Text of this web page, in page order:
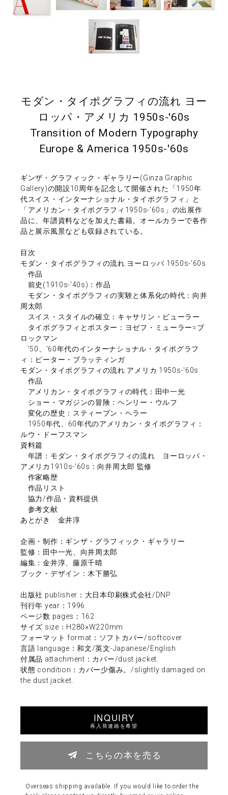
モダン・タイポグラフィの流れ ヨー
ロッパ・アメリカ 1950s-'60s
Transition of Modern Typography
Europe & America 1950s-'60s
ギンザ・グラフィック・ギャラリー(Ginza Graphic
Gallery)の開設10周年を記念して開催された「1950年
代スイス・インターナショナル・タイポグラフィ」と
「アメリカン・タイポグラフィ1950s-'60s」の出展作
品に、年譜資料などを加えた書籍。オールカラーで各作
品と展示風景なども収録されている。
目次
モダン・タイポグラフィの流れ ヨーロッパ 1950s-'60s
作品
前史(1910s-'40s)：作品
モダン・タイポグラフィの実験と体系化の時代：向井
周太郎
スイス・スタイルの確立：キャサリン・ビューラー
タイポグラフィとポスター：ヨゼフ・ミューラー=ブ
ロックマン
'50、'60年代のインターナショナル・タイポグラフ
ィ：ピーター・ブラッティンガ
モダン・タイポグラフィの流れ アメリカ 1950s-'60s
作品
アメリカン・タイポグラフィの時代：田中一光
ショー・マガジンの冒険：ヘンリー・ウルフ
変化の歴史：スティーブン・ヘラー
1950年代、60年代のアメリカン・タイポグラフィ：
ルウ・ドーフスマン
資料篇
年譜：モダン・タイポグラフィの流れ ヨーロッパ・
アメリカ1910s-'60s：向井周太郎 監修
作家略歴
作品リスト
協力/作品・資料提供
参考文献
あとがき 金井淳
企画・制作：ギンザ・グラフィック・ギャラリー
監修：田中一光、向井周太郎
編集：金井淳、藤原千晴
ブック・デザイン：木下勝弘
出版社 publisher：大日本印刷株式会社/DNP
刊行年 year：1996
ページ数 pages：162
サイズ size：H280×W220mm
フォーマット format：ソフトカバー/softcover
言語 language：和文/英文-Japanese/English
付属品 attachment：カバー/dust jacket.
状態 condition：カバー少傷み。/slightly damaged on
the dust jacket.
INQUIRY
再入荷連絡を希望
こちらの本を売る
Overseas shipping available. If you would like to order the